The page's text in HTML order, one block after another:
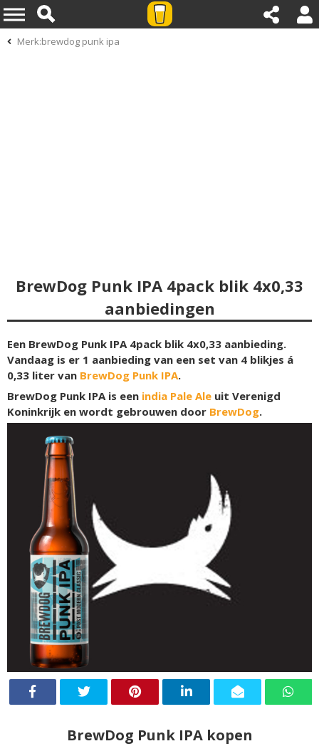
Merk:brewdog punk ipa
BrewDog Punk IPA 4pack blik 4x0,33
aanbiedingen
Een BrewDog Punk IPA 4pack blik 4x0,33 aanbieding.
Vandaag is er 1 aanbieding van een set van 4 blikjes á
0,33 liter van BrewDog Punk IPA.
BrewDog Punk IPA is een india Pale Ale uit Verenigd
Koninkrijk en wordt gebrouwen door BrewDog.
BrewDog Punk IPA kopen